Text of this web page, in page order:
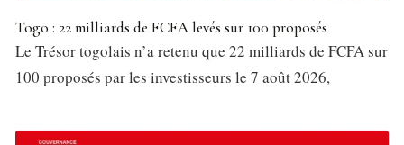
Togo : 22 milliards de FCFA levés sur 100 proposés
Le Trésor togolais n’a retenu que 22 milliards de FCFA sur
100 proposés par les investisseurs le 7 août 2026,